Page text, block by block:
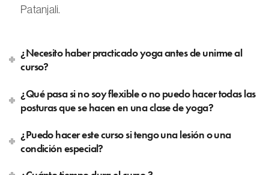
Patanjali.
¿Necesito haber practicado yoga antes de unirme al
curso?
¿Qué pasa si no soy flexible o no puedo hacer todas las
posturas que se hacen en una clase de yoga?
¿Puedo hacer este curso si tengo una lesión o una
condición especial?